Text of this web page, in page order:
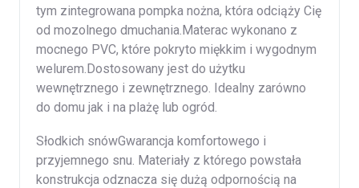
tym zintegrowana pompka nożna, która odciąży Cię
od mozolnego dmuchania.Materac wykonano z
mocnego PVC, które pokryto miękkim i wygodnym
welurem.Dostosowany jest do użytku
wewnętrznego i zewnętrznego. Idealny zarówno
do domu jak i na plażę lub ogród.
Słodkich snówGwarancja komfortowego i
przyjemnego snu. Materiały z którego powstała
konstrukcja odznacza się dużą odpornością na